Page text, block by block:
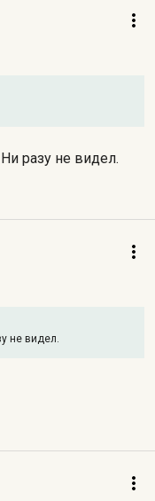
разу не видел.
не видел.